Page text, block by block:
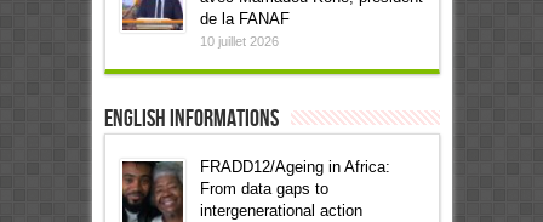
de la FANAF
10 juillet 2026
English informations
FRADD12/Ageing in Africa:
From data gaps to
intergenerational action